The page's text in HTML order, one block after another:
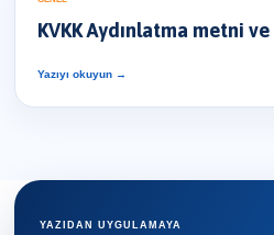
KVKK Aydınlatma metni ve
Yazıyı okuyun →
YAZIDAN UYGULAMAYA